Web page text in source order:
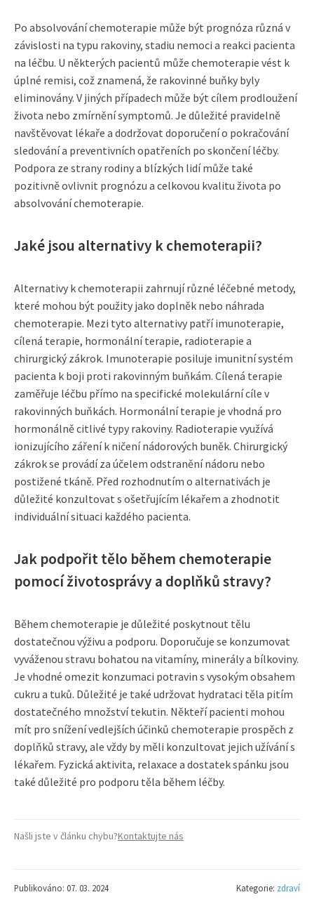
Po absolvování chemoterapie může být prognóza různá v
závislosti na typu rakoviny, stadiu nemoci a reakci pacienta
na léčbu. U některých pacientů může chemoterapie vést k
úplné remisi, což znamená, že rakovinné buňky byly
eliminovány. V jiných případech může být cílem prodloužení
života nebo zmírnění symptomů. Je důležité pravidelně
navštěvovat lékaře a dodržovat doporučení o pokračování
sledování a preventivních opatřeních po skončení léčby.
Podpora ze strany rodiny a blízkých lidí může také
pozitivně ovlivnit prognózu a celkovou kvalitu života po
absolvování chemoterapie.
Jaké jsou alternativy k chemoterapii?
Alternativy k chemoterapii zahrnují různé léčebné metody,
které mohou být použity jako doplněk nebo náhrada
chemoterapie. Mezi tyto alternativy patří imunoterapie,
cílená terapie, hormonální terapie, radioterapie a
chirurgický zákrok. Imunoterapie posiluje imunitní systém
pacienta k boji proti rakovinným buňkám. Cílená terapie
zaměřuje léčbu přímo na specifické molekulární cíle v
rakovinných buňkách. Hormonální terapie je vhodná pro
hormonálně citlivé typy rakoviny. Radioterapie využívá
ionizujícího záření k ničení nádorových buněk. Chirurgický
zákrok se provádí za účelem odstranění nádoru nebo
postižené tkáně. Před rozhodnutím o alternativách je
důležité konzultovat s ošetřujícím lékařem a zhodnotit
individuální situaci každého pacienta.
Jak podpořit tělo během chemoterapie
pomocí životosprávy a doplňků stravy?
Během chemoterapie je důležité poskytnout tělu
dostatečnou výživu a podporu. Doporučuje se konzumovat
vyváženou stravu bohatou na vitamíny, minerály a bílkoviny.
Je vhodné omezit konzumaci potravin s vysokým obsahem
cukru a tuků. Důležité je také udržovat hydrataci těla pitím
dostatečného množství tekutin. Někteří pacienti mohou
mít pro snížení vedlejších účinků chemoterapie prospěch z
doplňků stravy, ale vždy by měli konzultovat jejich užívání s
lékařem. Fyzická aktivita, relaxace a dostatek spánku jsou
také důležité pro podporu těla během léčby.
Našli jste v článku chybu?Kontaktujte nás
Publikováno: 07. 03. 2024 Kategorie: zdraví